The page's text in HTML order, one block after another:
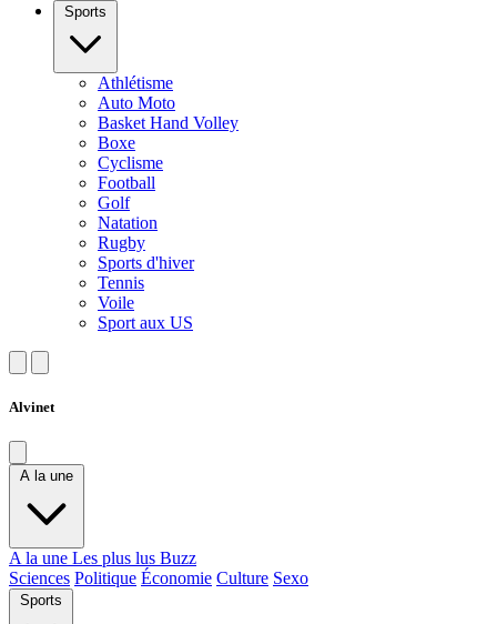
Sports
Athlétisme
Auto Moto
Basket Hand Volley
Boxe
Cyclisme
Football
Golf
Natation
Rugby
Sports d'hiver
Tennis
Voile
Sport aux US
Alvinet
A la une
A la une Les plus lus Buzz
Sciences Politique Économie Culture Sexo
Sports